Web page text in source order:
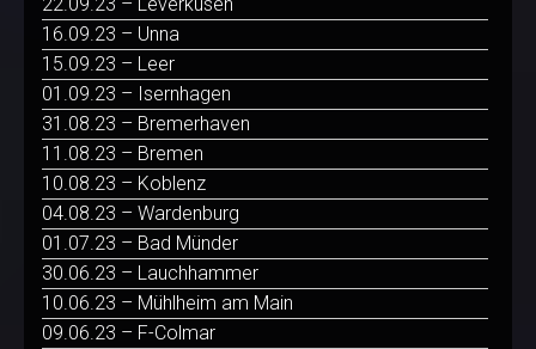
16.09.23 – Unna
15.09.23 – Leer
01.09.23 – Isernhagen
31.08.23 – Bremerhaven
11.08.23 – Bremen
10.08.23 – Koblenz
04.08.23 – Wardenburg
01.07.23 – Bad Münder
30.06.23 – Lauchhammer
10.06.23 – Mühlheim am Main
09.06.23 – F-Colmar